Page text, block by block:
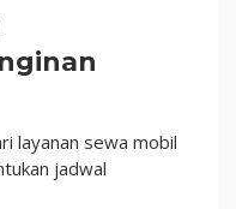
layanan sewa mobil
jadwal